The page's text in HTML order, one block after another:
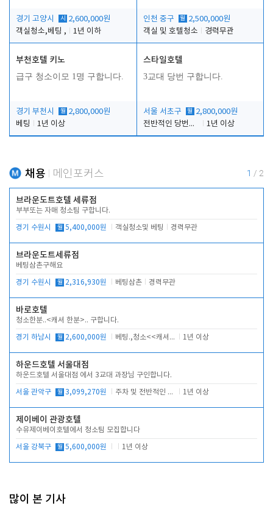
경기 고양시 시
2,600,000원
객실청소,베팅 ,
1년 이하
인천 중구 월 2,500,000원
객실 및 호텔청소
경력무관
부천호텔 키노
급구 청소이모 1명 구합니다.
경기 부천시 월 2,800,000원
베팅
1년 이상
스타일호텔
3교대 당번 구합니다.
서울 서초구 월 2,800,000원
전반적인 당번업무
1년 이상
채용 메인포커스 1 / 2
브라운도트호텔 세류점
부부또는 자매 청소팀 구합니다.
경기 수원시 월 5,400,000원 객실청소및 베팅 경력무관
브라운도트세류점
베팅삼촌구해요
경기 수원시 월 2,316,930원 베팅삼촌 경력무관
바로호텔
청소한분..<캐셔 한분>.. 구합니다.
경기 하남시 월 2,600,000원 베팅.,청소<<캐셔 모셔봅니다. 1년 이상
하운드호텔 서울대점
하운드호텔 서울대점 에서 3교대 과장님 구인합니다.
서울 관악구 월 3,099,270원 주차 및 전반적인 당번업무 1년 이상
제이베이 관광호텔
수유제이베이호텔에서 청소팀 모집합니다
서울 강북구 월 5,600,000원 1년 이상
많이 본 기사